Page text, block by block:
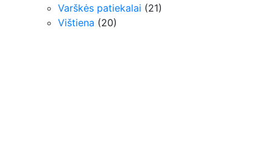
Varškės patiekalai (21)
Vištiena (20)